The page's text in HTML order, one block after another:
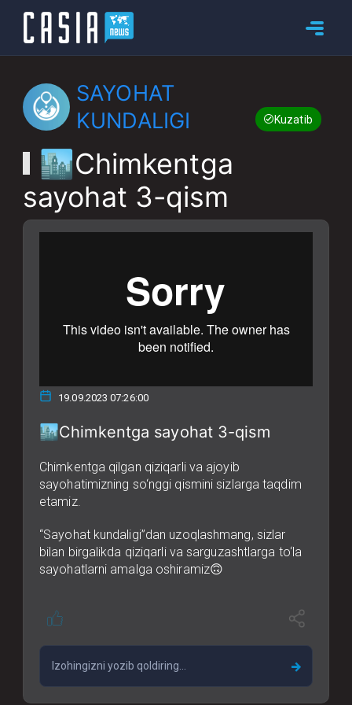
SAYOHAT
KUNDALIGI
Kuzatib boring
🏙Chimkentga
sayohat 3-qism
19.09.2023 07:26:00
🏙Chimkentga sayohat 3-qism
Chimkentga qilgan qiziqarli va ajoyib
sayohatimizning so‘nggi qismini sizlarga taqdim
etamiz.
“Sayohat kundaligi”dan uzoqlashmang, sizlar
bilan birgalikda qiziqarli va sarguzashtlarga to‘la
sayohatlarni amalga oshiramiz🙃